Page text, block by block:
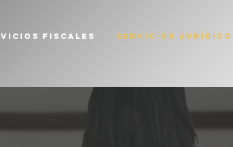
Fiscales Servicios